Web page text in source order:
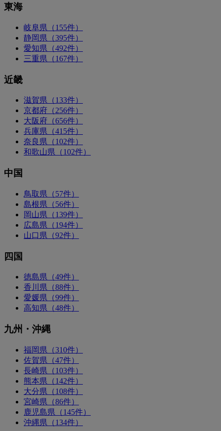
東海
岐阜県（155件）
静岡県（395件）
愛知県（492件）
三重県（167件）
近畿
滋賀県（133件）
京都府（256件）
大阪府（656件）
兵庫県（415件）
奈良県（102件）
和歌山県（102件）
中国
鳥取県（57件）
島根県（56件）
岡山県（139件）
広島県（194件）
山口県（92件）
四国
徳島県（49件）
香川県（88件）
愛媛県（99件）
高知県（48件）
九州・沖縄
福岡県（310件）
佐賀県（47件）
長崎県（103件）
熊本県（142件）
大分県（108件）
宮崎県（86件）
鹿児島県（145件）
沖縄県（134件）